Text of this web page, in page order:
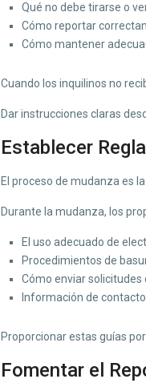
Qué no debe tirarse o
Cómo reportar
Cómo mantener
Cuando los inquilinos no
Dar instrucciones claras
Establecer
El proceso de mudanza es
Durante la mudanza, los
El uso adecuado de
Procedimientos de
Cómo enviar
Información de
Proporcionar estas guías
Fomentar el